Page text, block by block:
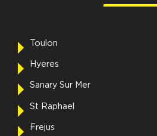
Toulon
Hyeres
Sanary Sur Mer
St Raphael
Frejus